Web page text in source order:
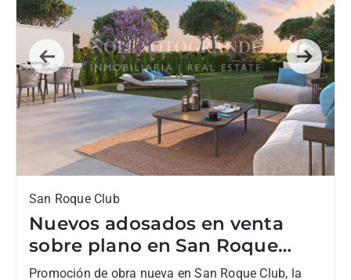
Previous Next
San Roque Club
Nuevos adosados en venta
sobre plano en San Roque
Club
Promoción de obra nueva en San Roque Club, la